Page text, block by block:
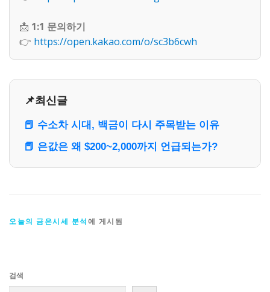
📩 1:1 문의하기
👉 https://open.kakao.com/o/sc3b6cwh
📌최신글
📕 수소차 시대, 백금이 다시 주목받는 이유
📕 은값은 왜 $200~2,000까지 언급되는가?
오늘의 금은시세 분석에 게시됨
검색